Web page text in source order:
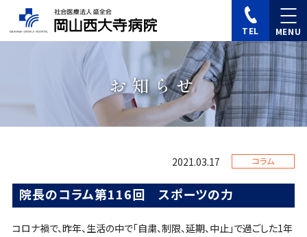
TEL
お知らせ
2021.03.17 コラム
院長のコラム第116回 スポーツの力
コロナ禍で、昨年、生活の中で「自粛、制限、延期、中止」で過ごした1年